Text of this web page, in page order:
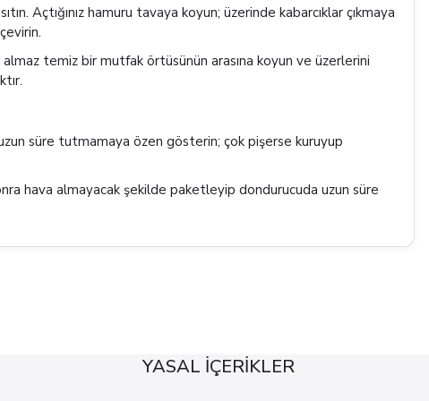
Açtığınız hamuru tavaya koyun; üzerinde kabarcıklar çıkmaya
almaz temiz bir mutfak örtüsünün arasına koyun ve üzerlerini
süre tutmamaya özen gösterin; çok pişerse kuruyup
hava almayacak şekilde paketleyip dondurucuda uzun süre
YASAL İÇERİKLER